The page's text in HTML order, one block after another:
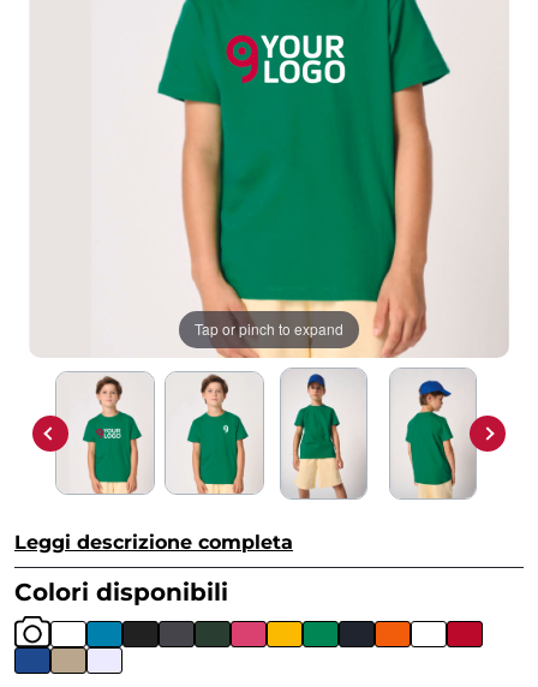
Tap or pinch to expand
Leggi descrizione completa
Colori disponibili